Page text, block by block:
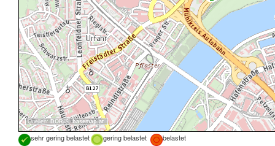
Quellen: DORIS,basemap.at
sehr gering belastet gering belastet
belastet